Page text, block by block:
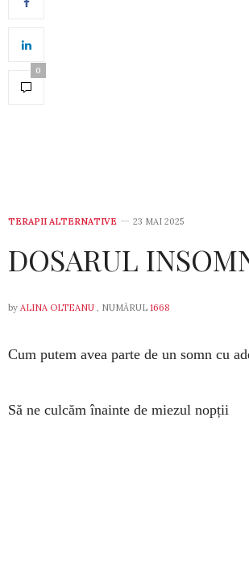
0
TERAPII ALTERNATIVE 23 MAI 2025
DOSARUL
by ALINA OLTEANU , NUMĂRUL 1668
Cum putem avea parte de un somn cu
Să ne culcăm înainte de miezul nopții